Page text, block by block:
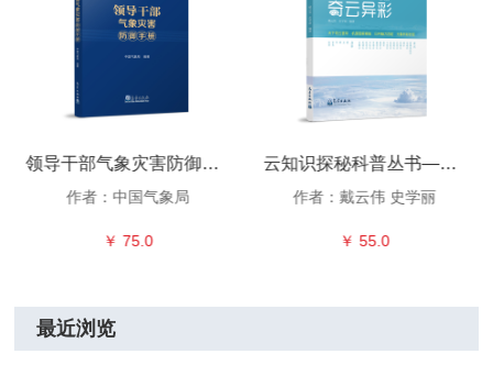
领导干部气象灾害防御手册
作者：中国气象局
￥ 75.0
云知识探秘科普丛书——奇云异彩
作者：戴云伟 史学丽
￥ 55.0
最近浏览